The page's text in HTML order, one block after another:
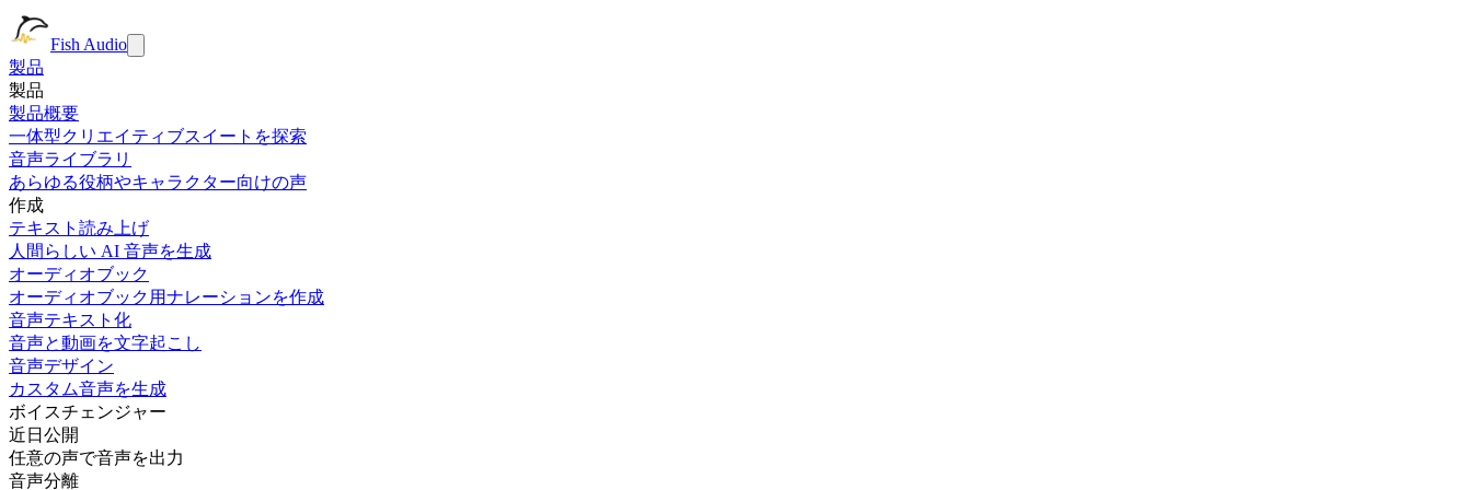
Fish Audio
製品
製品
製品概要
一体型クリエイティブスイートを探索
音声ライブラリ
あらゆる役柄やキャラクター向けの声
作成
テキスト読み上げ
人間らしい AI 音声を生成
オーディオブック
オーディオブック用ナレーションを作成
音声テキスト化
音声と動画を文字起こし
音声デザイン
カスタム音声を生成
ボイスチェンジャー
近日公開
任意の声で音声を出力
音声分離